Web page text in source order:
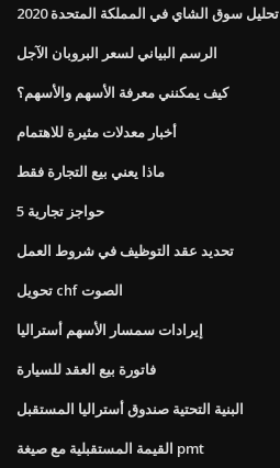
تحليل سوق الشاي في المملكة المتحدة 2020
الرسم البياني لسعر البروبان الآجل
كيف يمكنني معرفة الأسهم والأسهم؟
أخبار معدلات مثيرة للاهتمام
ماذا يعني بيع التجارة فقط
5 حواجز تجارية
تحديد عقد التوظيف في شروط العمل
تحويل chf الصوت
إيرادات سمسار الأسهم أستراليا
فاتورة بيع العقد للسيارة
البنية التحتية صندوق أستراليا المستقبل
القيمة المستقبلية مع صيغة pmt